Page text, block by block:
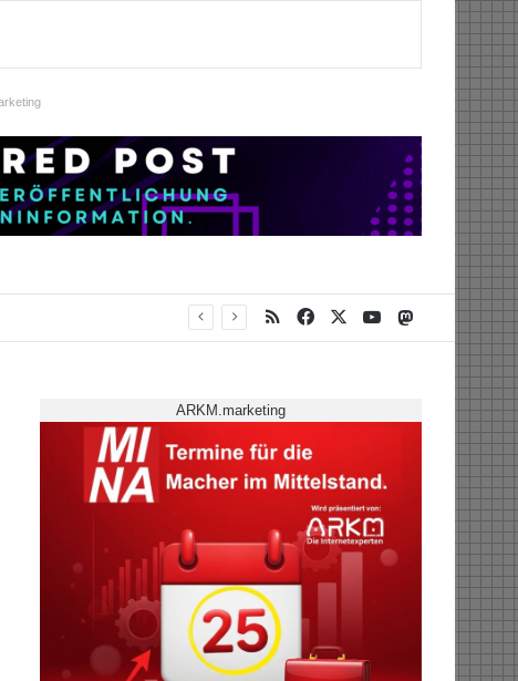
RSS Facebook YouTubeMastodon
ARKM.marketing